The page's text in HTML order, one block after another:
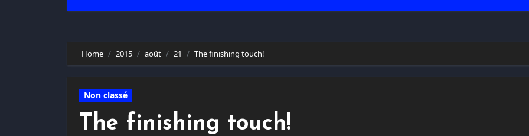
Home 2015 août 21 The finishing touch!
Non classé
The finishing touch!